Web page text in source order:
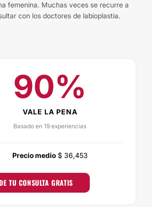
femenina. Muchas veces se recurre a
con los doctores de labioplastia.
90%
VALE LA PENA
Basado en 19 experiencias
Precio medio$ 36,453
TU CONSULTA GRATIS